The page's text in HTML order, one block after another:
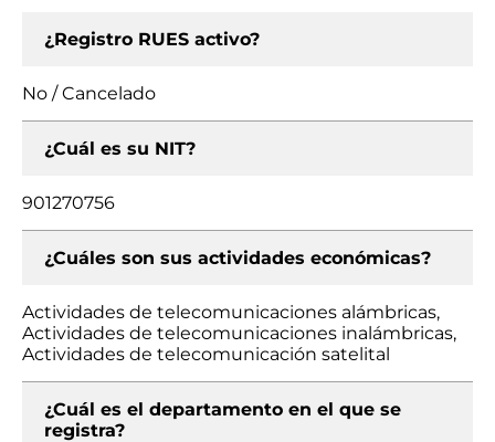
¿Registro RUES activo?
No / Cancelado
¿Cuál es su NIT?
901270756
¿Cuáles son sus actividades económicas?
Actividades de telecomunicaciones alámbricas,
Actividades de telecomunicaciones inalámbricas,
Actividades de telecomunicación satelital
¿Cuál es el departamento en el que se
registra?